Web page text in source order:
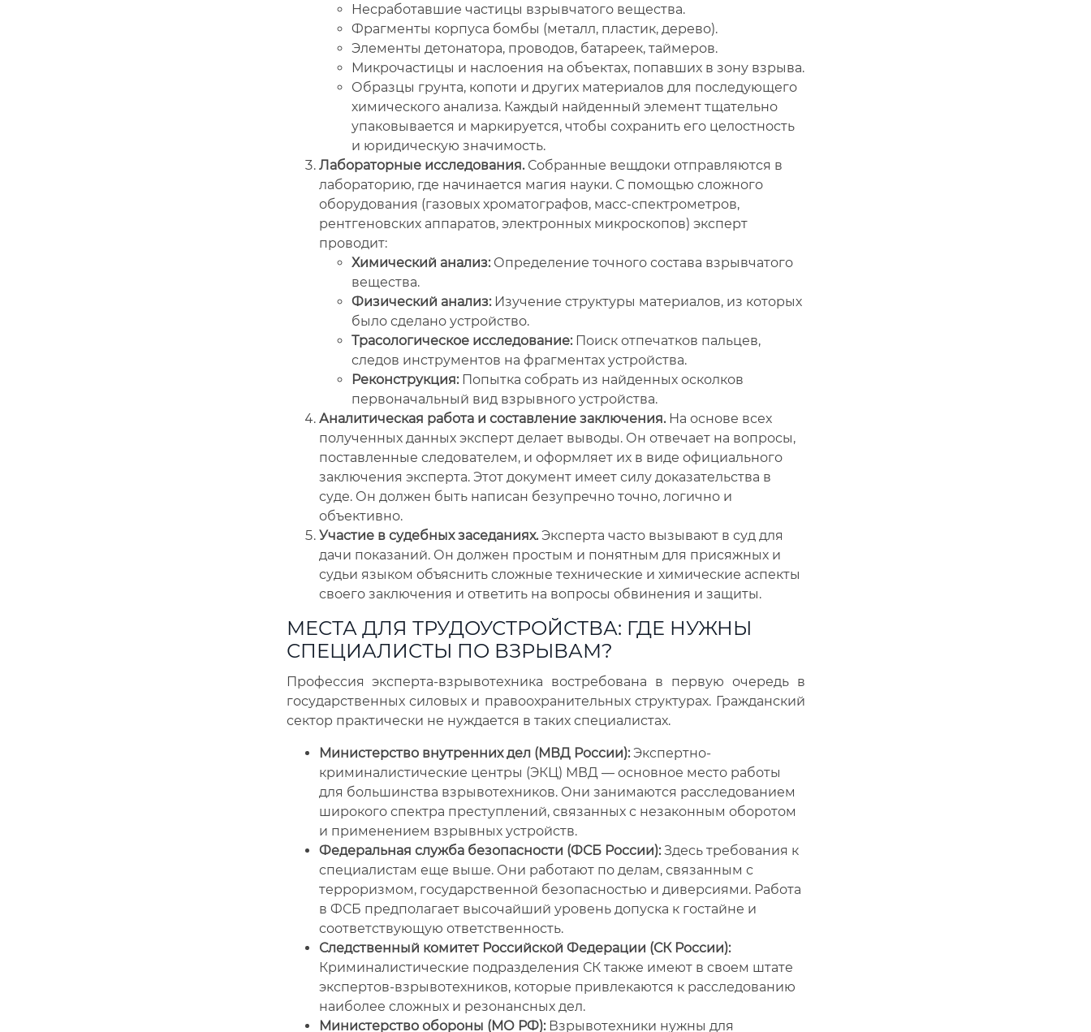
Несработавшие частицы взрывчатого вещества.
Фрагменты корпуса бомбы (металл, пластик, дерево).
Элементы детонатора, проводов, батареек, таймеров.
Микрочастицы и наслоения на объектах, попавших в зону взрыва.
Образцы грунта, копоти и других материалов для последующего
химического анализа. Каждый найденный элемент тщательно
упаковывается и маркируется, чтобы сохранить его целостность
и юридическую значимость.
Лабораторные исследования.Собранные вещдоки отправляются в
лабораторию, где начинается магия науки. С помощью сложного
оборудования (газовых хроматографов, масс-спектрометров,
рентгеновских аппаратов, электронных микроскопов) эксперт
проводит:
Химический анализ:Определение точного состава взрывчатого
вещества.
Физический анализ:Изучение структуры материалов, из которых
было сделано устройство.
Трасологическое исследование:Поиск отпечатков пальцев,
следов инструментов на фрагментах устройства.
Реконструкция:Попытка собрать из найденных осколков
первоначальный вид взрывного устройства.
Аналитическая работа и составление заключения.На основе всех
полученных данных эксперт делает выводы. Он отвечает на вопросы,
поставленные следователем, и оформляет их в виде официального
заключения эксперта. Этот документ имеет силу доказательства в
суде. Он должен быть написан безупречно точно, логично и
объективно.
Участие в судебных заседаниях.Эксперта часто вызывают в суд для
дачи показаний. Он должен простым и понятным для присяжных и
судьи языком объяснить сложные технические и химические аспекты
своего заключения и ответить на вопросы обвинения и защиты.
МЕСТА ДЛЯ ТРУДОУСТРОЙСТВА: ГДЕ НУЖНЫ
СПЕЦИАЛИСТЫ ПО ВЗРЫВАМ?
Профессия эксперта-взрывотехника востребована в первую очередь в
государственных силовых и правоохранительных структурах. Гражданский
сектор практически не нуждается в таких специалистах.
Министерство внутренних дел (МВД России):Экспертно-
криминалистические центры (ЭКЦ) МВД — основное место работы
для большинства взрывотехников. Они занимаются расследованием
широкого спектра преступлений, связанных с незаконным оборотом
и применением взрывных устройств.
Федеральная служба безопасности (ФСБ России):Здесь требования к
специалистам еще выше. Они работают по делам, связанным с
терроризмом, государственной безопасностью и диверсиями. Работа
в ФСБ предполагает высочайший уровень допуска к гостайне и
соответствующую ответственность.
Следственный комитет Российской Федерации (СК России):
Криминалистические подразделения СК также имеют в своем штате
экспертов-взрывотехников, которые привлекаются к расследованию
наиболее сложных и резонансных дел.
Министерство обороны (МО РФ):Взрывотехники нужны для